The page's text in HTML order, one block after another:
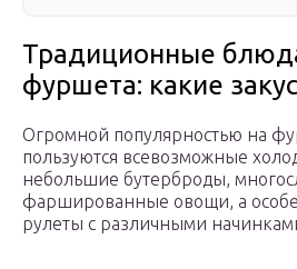
Традиционные
фуршета: какие
Огромной популярностью на
пользуются всевозможные
небольшие бутерброды,
фаршированные овощи, а
рулеты с различными